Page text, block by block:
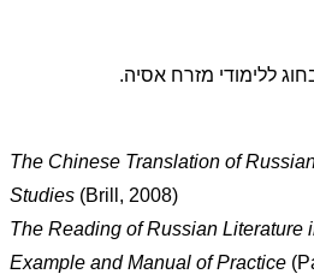
ללימודי מזרח אסיה.
The Chinese Translation of
Studies (Brill, 2008)
The Reading of Russian Literature
Example and Manual of Practice